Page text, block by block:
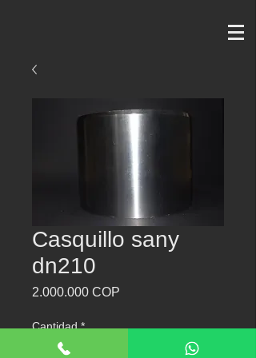
Casquillo sany
dn210
2.000.000 COP
Cantidad *